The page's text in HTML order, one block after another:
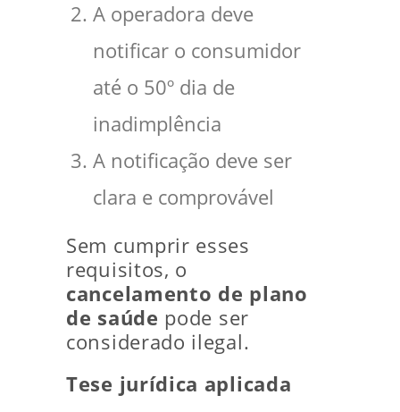
A operadora deve
notificar o consumidor
até o 50º dia de
inadimplência
A notificação deve ser
clara e comprovável
Sem cumprir esses
requisitos, o
cancelamento de plano
de saúde pode ser
considerado ilegal.
Tese jurídica aplicada